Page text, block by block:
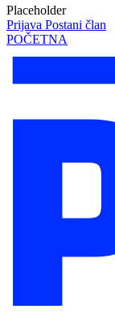
Placeholder
Prijava Postani član
POČETNA